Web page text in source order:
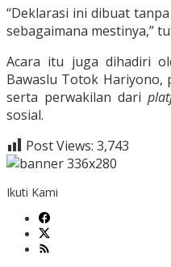
“Deklarasi ini dibuat
sebagaimana mestinya,”
Acara itu juga dihadiri
Bawaslu Totok Hariyono,
serta perwakilan dari
sosial.
Post Views: 3,743
Ikuti Kami